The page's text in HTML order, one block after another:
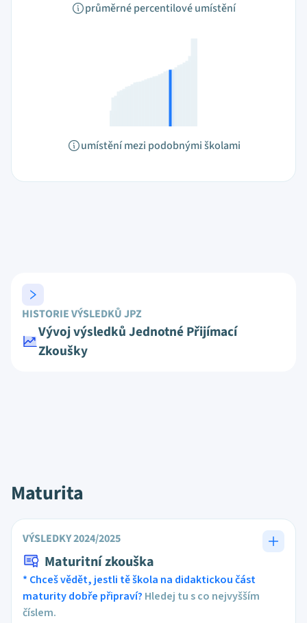
průměrné percentilové umístění
umístění mezi podobnými školami
HISTORIE VÝSLEDKŮ JPZ
Vývoj výsledků Jednotné Přijímací
Zkoušky
Maturita
VÝSLEDKY 2024/2025
Maturitní zkouška
* Chceš vědět, jestli tě škola na didaktickou část
maturity dobře připraví? Hledej tu s co nejvyšším
číslem.